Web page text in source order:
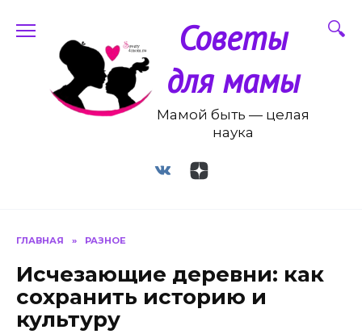
содержанию
Советы
для мамы
Мамой быть — целая
наука
ГЛАВНАЯ » РАЗНОЕ
Исчезающие деревни: как
сохранить историю и
культуру